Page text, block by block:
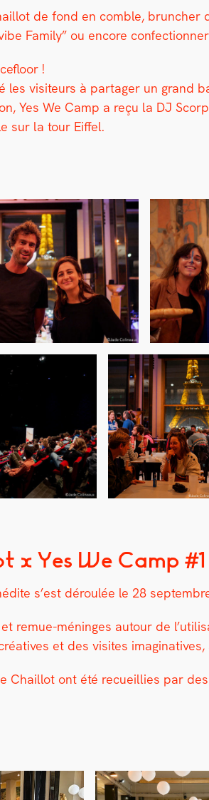
de fond en comble, brunch­er
Fam­i­ly” ou encore
!
les vis­i­teurs à partager un grand
Yes We Camp a reçu la DJ
sur la tour Eif­fel.
x Yes We Camp #1
s’est déroulée le 28
remue-méninges autour de
et des vis­ites
Chail­lot ont été recueil­lies par